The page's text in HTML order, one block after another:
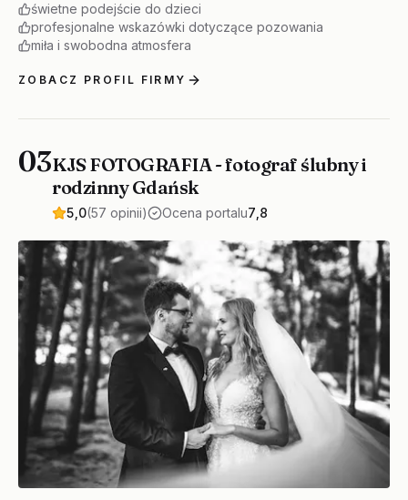
świetne podejście do dzieci
profesjonalne wskazówki dotyczące pozowania
miła i swobodna atmosfera
ZOBACZ PROFIL FIRMY
03KJS FOTOGRAFIA - fotograf ślubny i
rodzinny Gdańsk
5,0(57 opinii) Ocena portalu7,8